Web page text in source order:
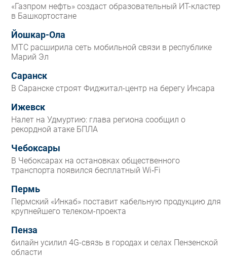
«Газпром нефть» создаст образовательный ИТ-кластер
в Башкортостане
Йошкар-Ола
МТС расширила сеть мобильной связи в республике
Марий Эл
Саранск
В Саранске строят Фиджитал-центр на берегу Инсара
Ижевск
Налет на Удмуртию: глава региона сообщил о
рекордной атаке БПЛА
Чебоксары
В Чебоксарах на остановках общественного
транспорта появился бесплатный Wi‑Fi
Пермь
Пермский «Инкаб» поставит кабельную продукцию для
крупнейшего телеком-проекта
Пенза
билайн усилил 4G-связь в городах и селах Пензенской
области